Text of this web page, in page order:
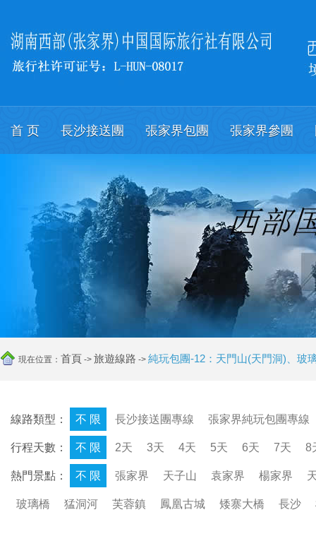
首 页 長沙接送團 張家界包團 張家界參團
現在位置： 首頁 -> 旅遊線路 -> 純玩包團-12：天門山(天門洞)、玻
線路類型： 不 限 長沙接送團專線 張家界純玩包團專線
行程天數： 不 限 2天 3天 4天 5天 6天 7天 8
熱門景點： 不 限 張家界 天子山 袁家界 楊家界
玻璃橋 猛洞河 芙蓉鎮 鳳凰古城 矮寨大橋 長沙